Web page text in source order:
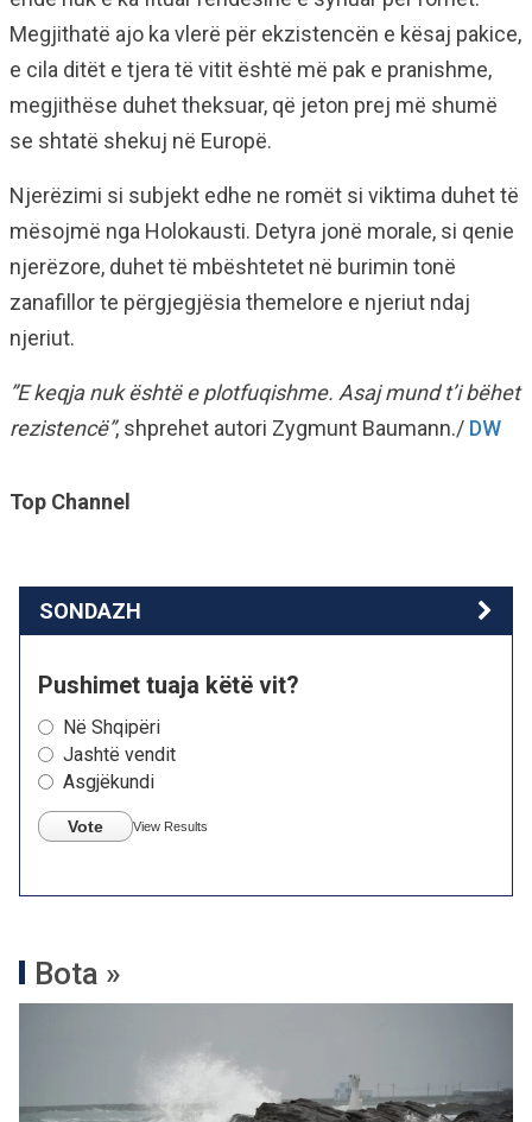
Megjithatë ajo ka vlerë për ekzistencën e kësaj pakice,
e cila ditët e tjera të vitit është më pak e pranishme,
megjithëse duhet theksuar, që jeton prej më shumë
se shtatë shekuj në Europë.
Njerëzimi si subjekt edhe ne romët si viktima duhet të
mësojmë nga Holokausti. Detyra jonë morale, si qenie
njerëzore, duhet të mbështetet në burimin tonë
zanafillor te përgjegjësia themelore e njeriut ndaj
njeriut.
”E keqja nuk është e plotfuqishme. Asaj mund t’i bëhet
rezistencë”, shprehet autori Zygmunt Baumann./ DW
Top Channel
SONDAZH
Pushimet tuaja këtë vit?
Në Shqipëri
Jashtë vendit
Asgjëkundi
Vote View Results
Bota »